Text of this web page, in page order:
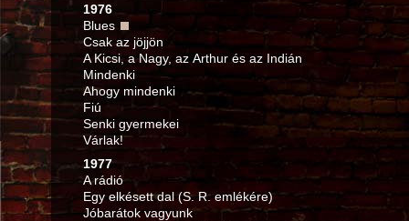
1976
Blues
Csak az jöjjön
A Kicsi, a Nagy, az Arthur és az Indián
Mindenki
Ahogy mindenki
Fiú
Senki gyermekei
Várlak!
1977
A rádió
Egy elkésett dal (S. R. emlékére)
Jóbarátok vagyunk